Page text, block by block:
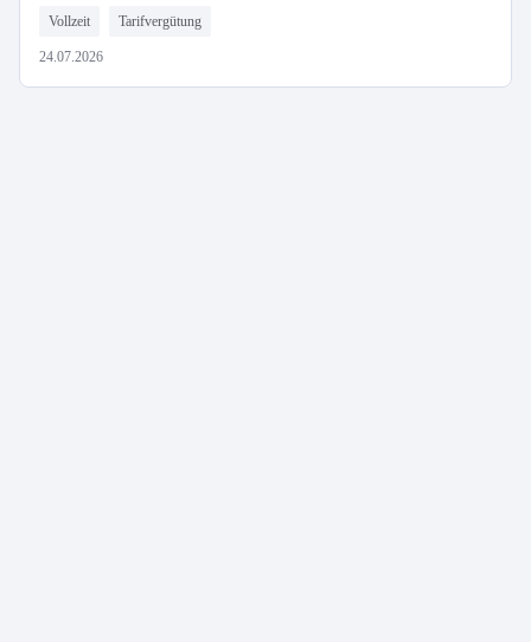
Vollzeit Tarifvergütung
24.07.2026